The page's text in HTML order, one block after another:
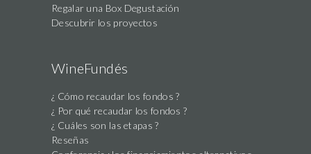
Regalar una Box Degustación
Descubrir los proyectos
WineFundés
¿ Cómo recaudar los fondos ?
¿ Por qué recaudar los fondos ?
¿ Cuáles son las etapas ?
Reseñas